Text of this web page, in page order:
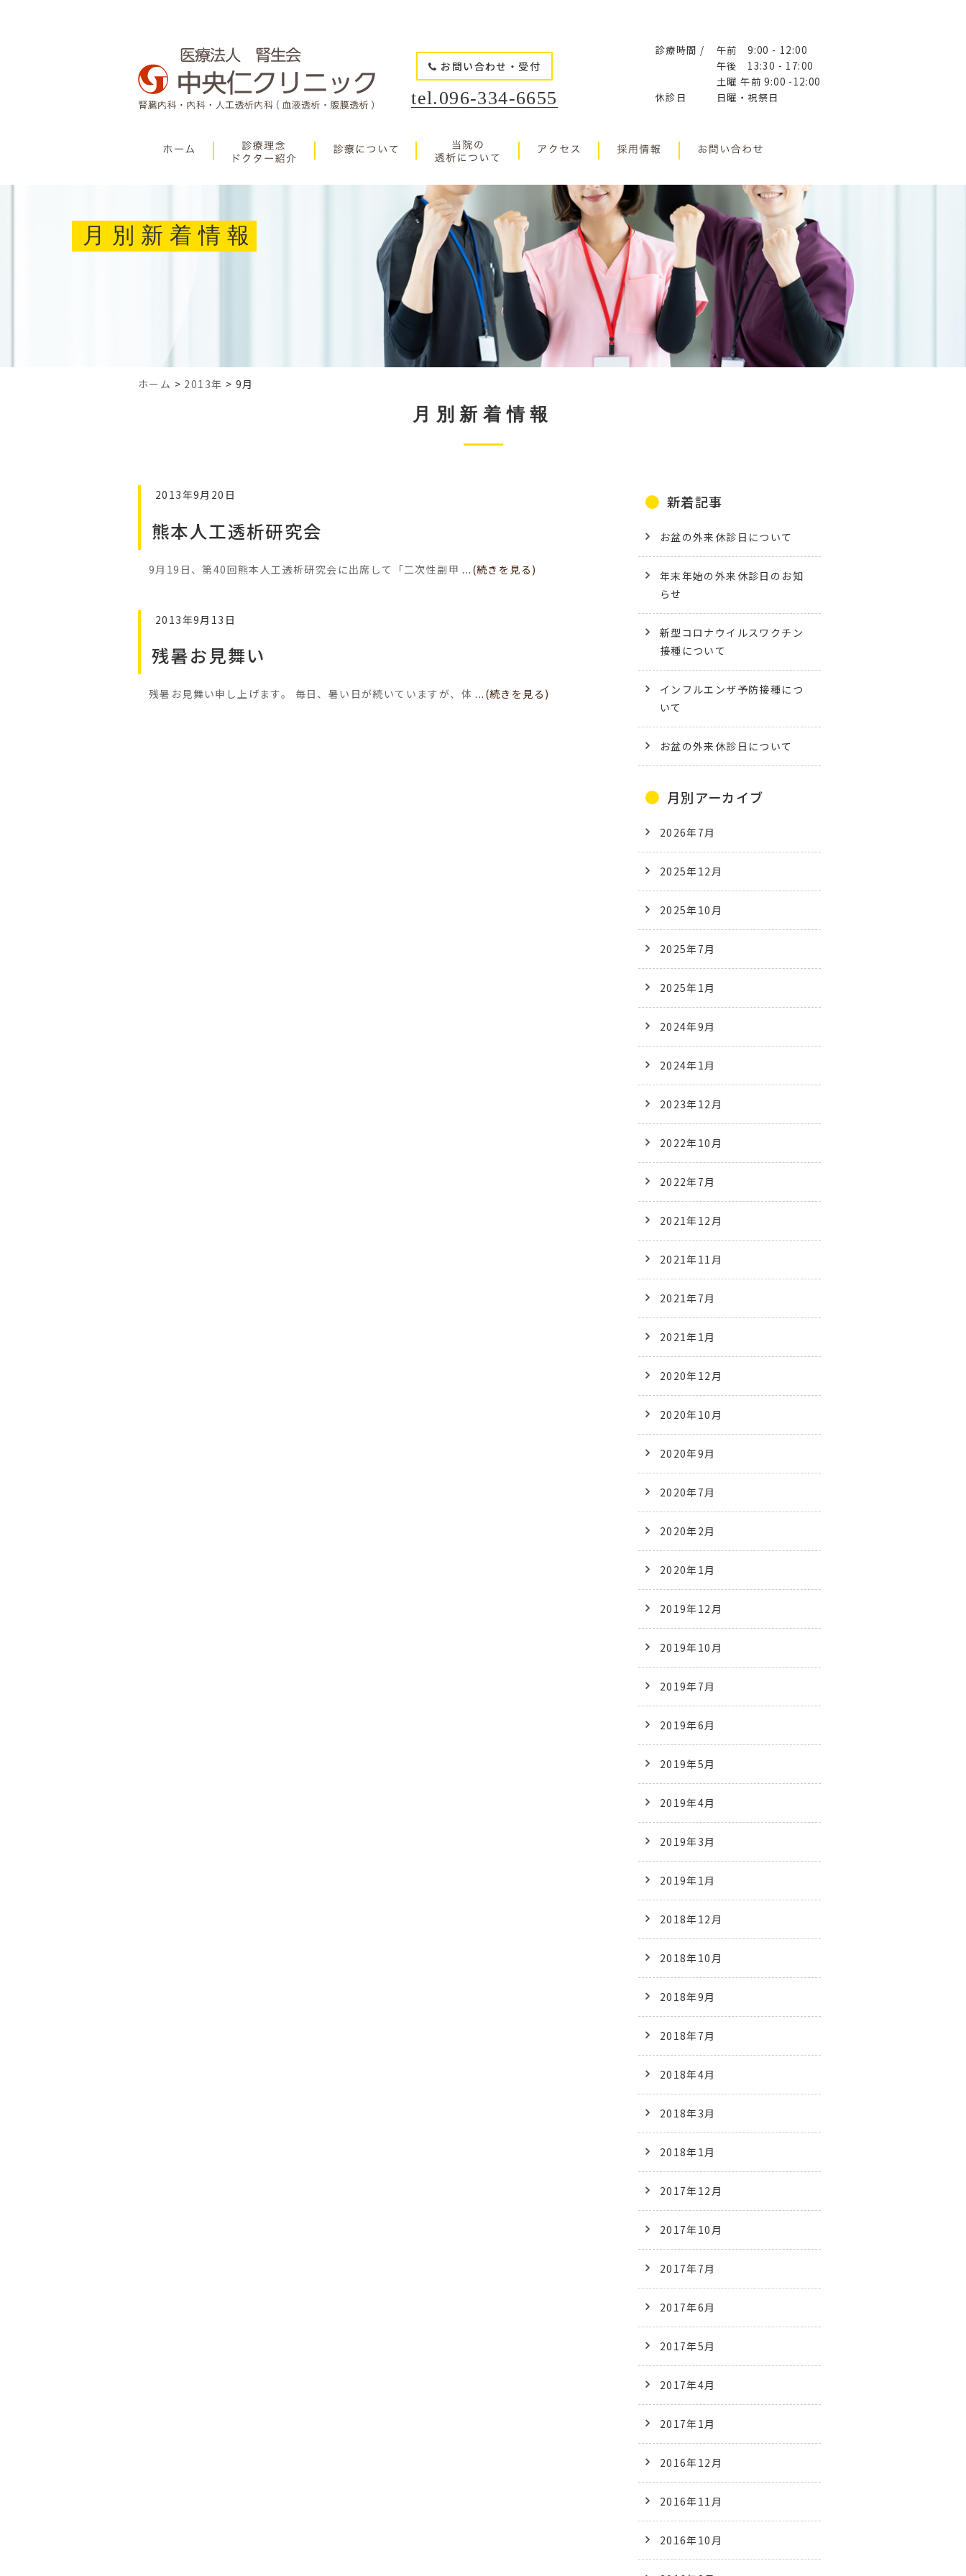
お問い合わせ・受付
tel.096-334-6655
診療時間 /
午前 9:00 - 12:00
午後 13:30 - 17:00
土曜 午前 9:00 -12:00
休診日
日曜・祝祭日
月別新着情報
ホーム > 2013年 > 9月
月別新着情報
2013年9月20日
熊本人工透析研究会
9月19日、第40回熊本人工透析研究会に出席して「二次性副甲...(続きを見る)
2013年9月13日
残暑お見舞い
残暑お見舞い申し上げます。 毎日、暑い日が続いていますが、体...(続きを見る)
新着記事
お盆の外来休診日について
年末年始の外来休診日のお知
らせ
新型コロナウイルスワクチン
接種について
インフルエンザ予防接種につ
いて
お盆の外来休診日について
月別アーカイブ
2026年7月
2025年12月
2025年10月
2025年7月
2025年1月
2024年9月
2024年1月
2023年12月
2022年10月
2022年7月
2021年12月
2021年11月
2021年7月
2021年1月
2020年12月
2020年10月
2020年9月
2020年7月
2020年2月
2020年1月
2019年12月
2019年10月
2019年7月
2019年6月
2019年5月
2019年4月
2019年3月
2019年1月
2018年12月
2018年10月
2018年9月
2018年7月
2018年4月
2018年3月
2018年1月
2017年12月
2017年10月
2017年7月
2017年6月
2017年5月
2017年4月
2017年1月
2016年12月
2016年11月
2016年10月